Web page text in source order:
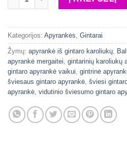
Kategorijos: Apyrankės, Gintarai
Žymų: apyrankė iš gintaro karoliukų,
apyrankė mergaitei, gintarinių karoliukų
gintaro apyrankė vaikui, gintrinė
šviesaus gintaro apyrankė, šviesi
apyrankė, vidutinio šviesumo gintaro